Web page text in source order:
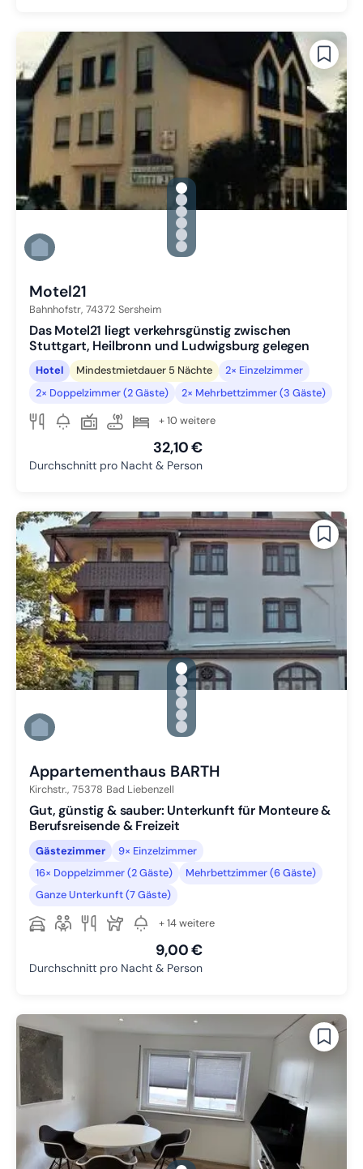
gallery.slide_selector
Zu Slide 1 wechseln
Zu Slide 2 wechseln
Zu Slide 3 wechseln
Zu Slide 4 wechseln
Zu Slide 5 wechseln
Zu Slide 6 wechseln
Motel21
Bahnhofstr, 74372 Sersheim
Das Motel21 liegt verkehrsgünstig zwischen
Stuttgart, Heilbronn und Ludwigsburg gelegen
Hotel Mindestmietdauer 5 Nächte
2× Einzelzimmer
2× Doppelzimmer (2 Gäste)
2× Mehrbettzimmer (3 Gäste)
+ 10 weitere
32,10 €
Durchschnitt pro Nacht & Person
gallery.slide_selector
Zu Slide 1 wechseln
Zu Slide 2 wechseln
Zu Slide 3 wechseln
Zu Slide 4 wechseln
Zu Slide 5 wechseln
Zu Slide 6 wechseln
Appartementhaus BARTH
Kirchstr., 75378 Bad Liebenzell
Gut, günstig & sauber: Unterkunft für Monteure &
Berufsreisende & Freizeit
Gästezimmer
9× Einzelzimmer
16× Doppelzimmer (2 Gäste)
Mehrbettzimmer (6 Gäste)
Ganze Unterkunft (7 Gäste)
+ 14 weitere
9,00 €
Durchschnitt pro Nacht & Person